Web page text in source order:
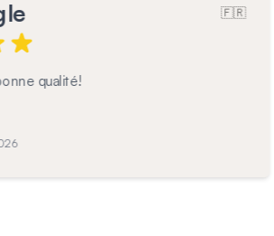
🇫🇷
et très bien posé